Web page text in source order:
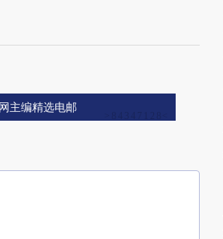
主编精选电邮